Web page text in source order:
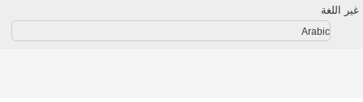
الصلب الصلب
الصلب الصلب
غير اللغة
Arabic